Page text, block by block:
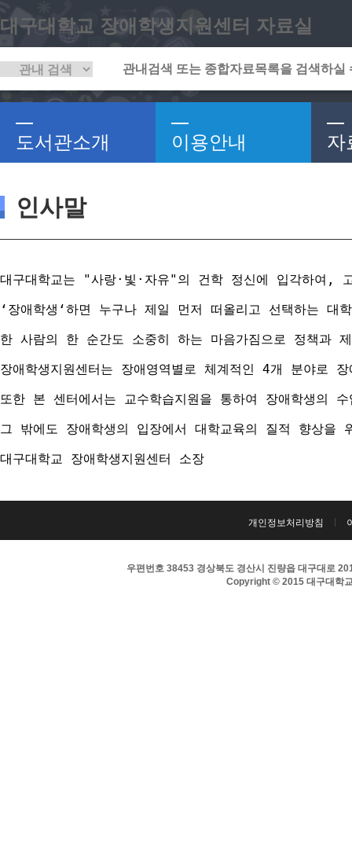
대구대학교 장애학생지원센터 자료실
도서관소개 이용안내 자
인사말
대구대학교는 "사랑·빛·자유"의 건학 정신에 입각하여,
‘장애학생‘하면 누구나 제일 먼저 떠올리고 선택하는 대
한 사람의 한 순간도 소중히 하는 마음가짐으로 정책과
장애학생지원센터는 장애영역별로 체계적인 4개 분야
또한 본 센터에서는 교수학습지원을 통하여 장애학생의
그 밖에도 장애학생의 입장에서 대학교육의 질적 향상
대구대학교 장애학생지원센터 소장
개인정보처리방침
우편번호 38453 경상북도 경산시 진량읍 대구대로
Copyright © 2015 대구대학